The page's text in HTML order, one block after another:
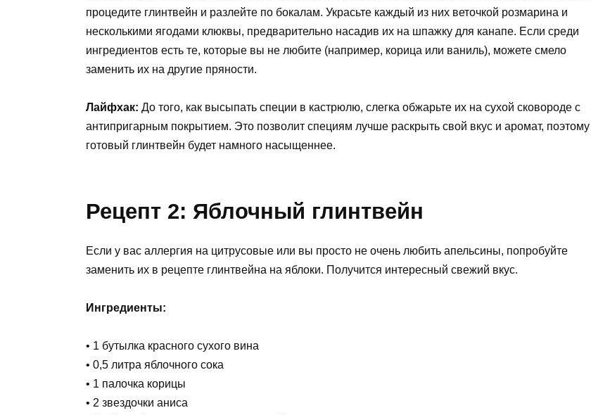
процедите глинтвейн и разлейте по бокалам. Украсьте каждый из них веточкой розмарина и
несколькими ягодами клюквы, предварительно насадив их на шпажку для канапе. Если среди
ингредиентов есть те, которые вы не любите (например, корица или ваниль), можете смело
заменить их на другие пряности.
Лайфхак: До того, как высыпать специи в кастрюлю, слегка обжарьте их на сухой сковороде с
антипригарным покрытием. Это позволит специям лучше раскрыть свой вкус и аромат, поэтому
готовый глинтвейн будет намного насыщеннее.
Рецепт 2: Яблочный глинтвейн
Если у вас аллергия на цитрусовые или вы просто не очень любить апельсины, попробуйте
заменить их в рецепте глинтвейна на яблоки. Получится интересный свежий вкус.
Ингредиенты:
• 1 бутылка красного сухого вина
• 0,5 литра яблочного сока
• 1 палочка корицы
• 2 звездочки аниса